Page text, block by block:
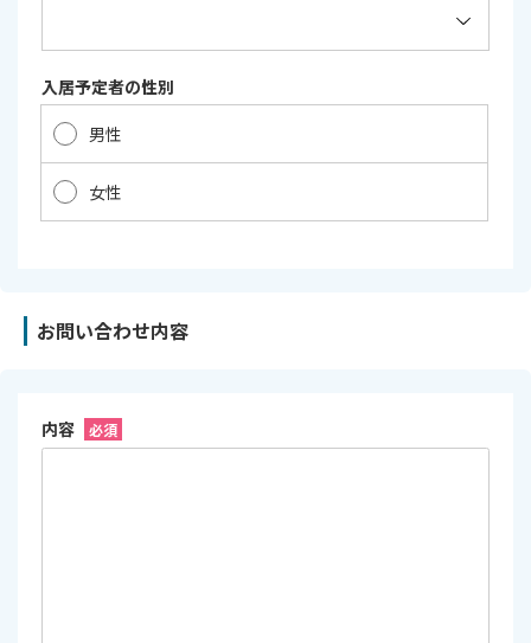
入居予定者の性別
男性
女性
お問い合わせ内容
内容 必須